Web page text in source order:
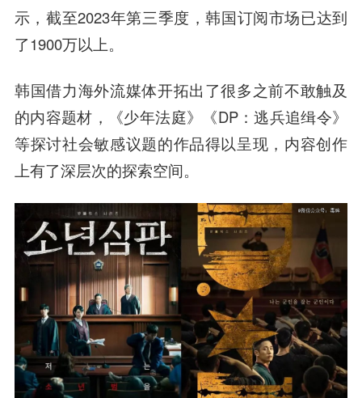
示，截至2023年第三季度，韩国订阅市场已达到
了1900万以上。
韩国借力海外流媒体开拓出了很多之前不敢触及
的内容题材，《少年法庭》《DP：逃兵追缉令》
等探讨社会敏感议题的作品得以呈现，内容创作
上有了深层次的探索空间。